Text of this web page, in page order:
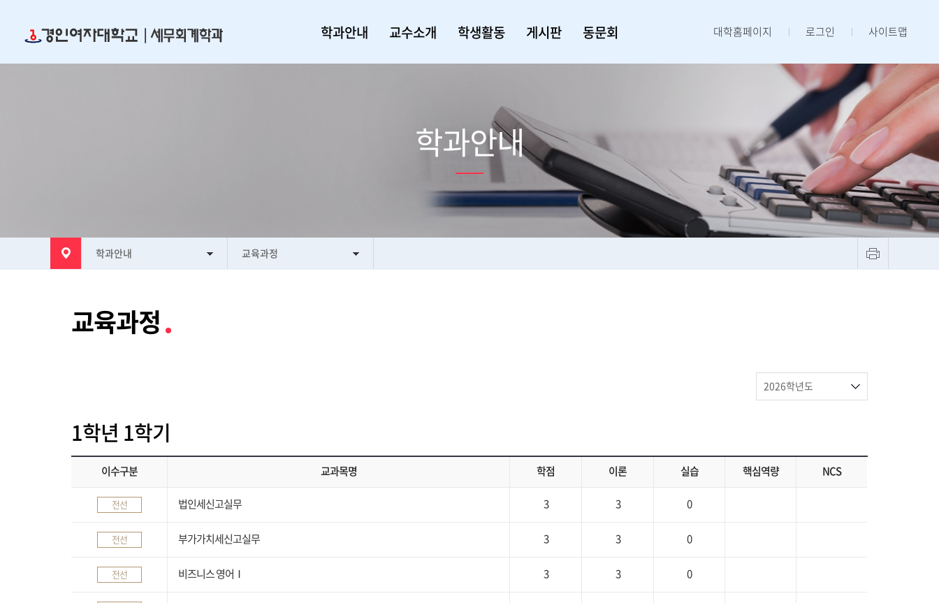
학과안내 교수소개 학생활동 게시판 동문회 대학홈페이지 로그인 사이트맵
학과안내
학과안내 교육과정
교육과정
1학년 1학기
이수구분 교과목명 학점 이론 실습 핵심역량 NCS
전선 법인세신고실무 3 3 0
전선 부가가치세신고실무 3 3 0
전선 비즈니스 영어Ⅰ 3 3 0